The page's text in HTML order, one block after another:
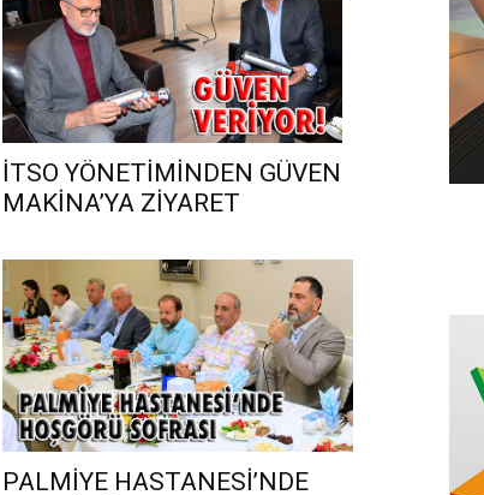
İTSO YÖNETİMİNDEN GÜVEN
MAKİNA’YA ZİYARET
PALMİYE HASTANESİ’NDE